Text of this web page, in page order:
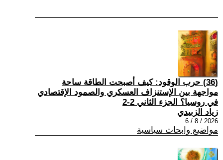
(36) حرب الوقود: كيف أصبحت الطاقة ساحة
مواجهة بين الإستنزاف العسكري والصمود الإقتصادي
في روسيا؟ الجزء الثاني 2-2
زياد الزبيدي
2026 / 8 / 6
مواضيع وابحاث سياسية